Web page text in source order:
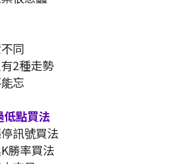
同
2種走勢
忘
點買法
訊號買法
勝率買法